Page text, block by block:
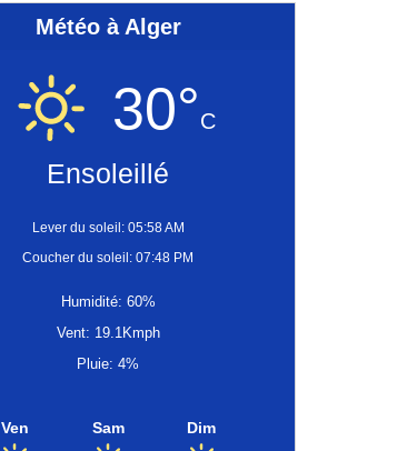
Météo à Alger
30°C
Ensoleillé
Lever du soleil: 05:58 AM
Coucher du soleil: 07:48 PM
Humidité: 60%
Vent: 19.1Kmph
Pluie: 4%
Ven Sam Dim